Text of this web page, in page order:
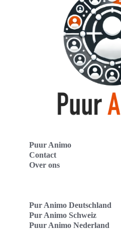
Puur Animo
Contact
Over ons
Pur Animo Deutschland
Pur Animo Schweiz
Puur Animo Nederland